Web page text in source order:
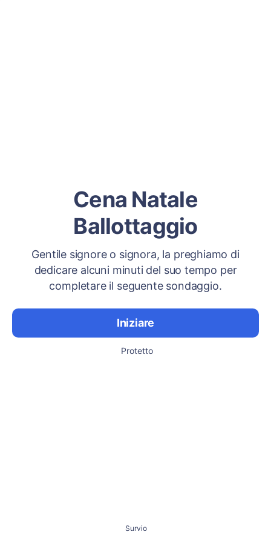
Cena Natale
Ballottaggio
Gentile signore o signora, la preghiamo di
dedicare alcuni minuti del suo tempo per
completare il seguente sondaggio.
Iniziare
Protetto
Survio